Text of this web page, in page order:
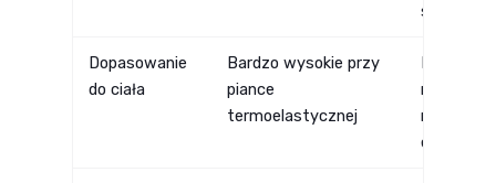
Dopasowanie
do ciała
Bardzo wysokie przy
piance
termoelastycznej
reakcja na
nacisk,
efektu